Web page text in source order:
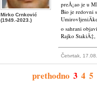
Mirko Crnković
(1949.-2023.)
preÅ¡ao je u
Bio je redovni
o sahrani
Rajko StakiÄ‡,
Četvrtak,
prethodno 3 4 5